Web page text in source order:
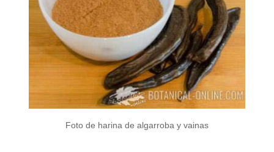
Foto de harina de algarroba y vainas